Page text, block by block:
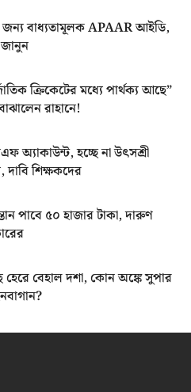
জন্য বাধ্যতামূলক APAAR আইডি,
জানুন
ক্রিকেটের মধ্যে পার্থক্য আছে”
রাহানে!
অ্যাকাউন্ট, হচ্ছে না উৎসশ্রী
শিক্ষকদের
পাবে ৫০ হাজার টাকা, দারুণ
হেরে বেহাল দশা, কোন অঙ্কে সুপার